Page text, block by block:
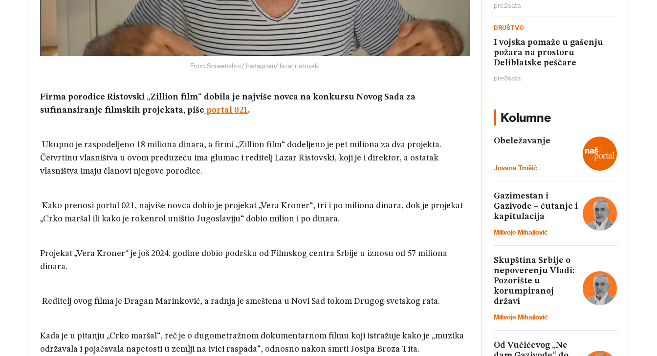
Foto: Screenshot/ Instagram/ lazar.ristovski
Firma porodice Ristovski „Zillion film“ dobila je najviše novca na konkursu Novog Sada za
sufinansiranje filmskih projekata, piše portal 021.
Ukupno je raspodeljeno 18 miliona dinara, a firmi „Zillion film“ dodeljeno je pet miliona za dva projekta.
Četvrtinu vlasništva u ovom preduzeću ima glumac i reditelj Lazar Ristovski, koji je i direktor, a ostatak
vlasništva imaju članovi njegove porodice.
Kako prenosi portal 021, najviše novca dobio je projekat „Vera Kroner“, tri i po miliona dinara, dok je projekat
„Crko maršal ili kako je rokenrol uništio Jugoslaviju“ dobio milion i po dinara.
Projekat „Vera Kroner“ je još 2024. godine dobio podršku od Filmskog centra Srbije u iznosu od 57 miliona
dinara.
Reditelj ovog filma je Dragan Marinković, a radnja je smeštena u Novi Sad tokom Drugog svetskog rata.
Kada je u pitanju „Crko maršal“, reč je o dugometražnom dokumentarnom filmu koji istražuje kako je „muzika
održavala i pojačavala napetosti u zemlji na ivici raspada“, odnosno nakon smrti Josipa Broza Tita.
pre2sata
DRUŠTVO
I vojska pomaže u gašenju
požara na prostoru
Deliblatske peščare
pre3sata
Kolumne
Obeležavanje
Jovana Trošić
Gazimestan i
Gazivode – ćutanje i
kapitulacija
Milivoje Mihajlović
Skupština Srbije o
nepoverenju Vladi:
Pozorište u
korumpiranoj
državi
Milivoje Mihajlović
Od Vučićevog „Ne